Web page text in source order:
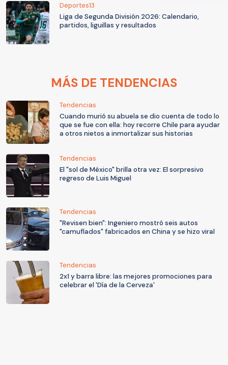
Deportes13
Liga de Segunda División 2026: Calendario,
partidos, liguillas y resultados
MÁS DE TENDENCIAS
Tendencias
Cuando murió su abuela se dio cuenta de todo lo
que se fue con ella: hoy recorre Chile para ayudar
a otros nietos a inmortalizar sus historias
Tendencias
El "sol de México" brilla otra vez: El sorpresivo
regreso de Luis Miguel
Tendencias
"Revisen bien": Ingeniero mostró seis autos
"camuflados" fabricados en China y se hizo viral
Tendencias
2x1 y barra libre: las mejores promociones para
celebrar el 'Día de la Cerveza'